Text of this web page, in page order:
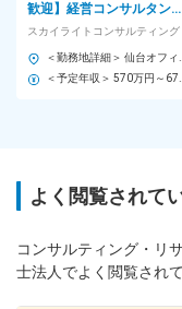
歓迎】経営コンサルタント
◇育成制度◎／徹底した顧
客志向を実現
よく閲覧されて
コンサルティング・リ
士法人でよく閲覧され